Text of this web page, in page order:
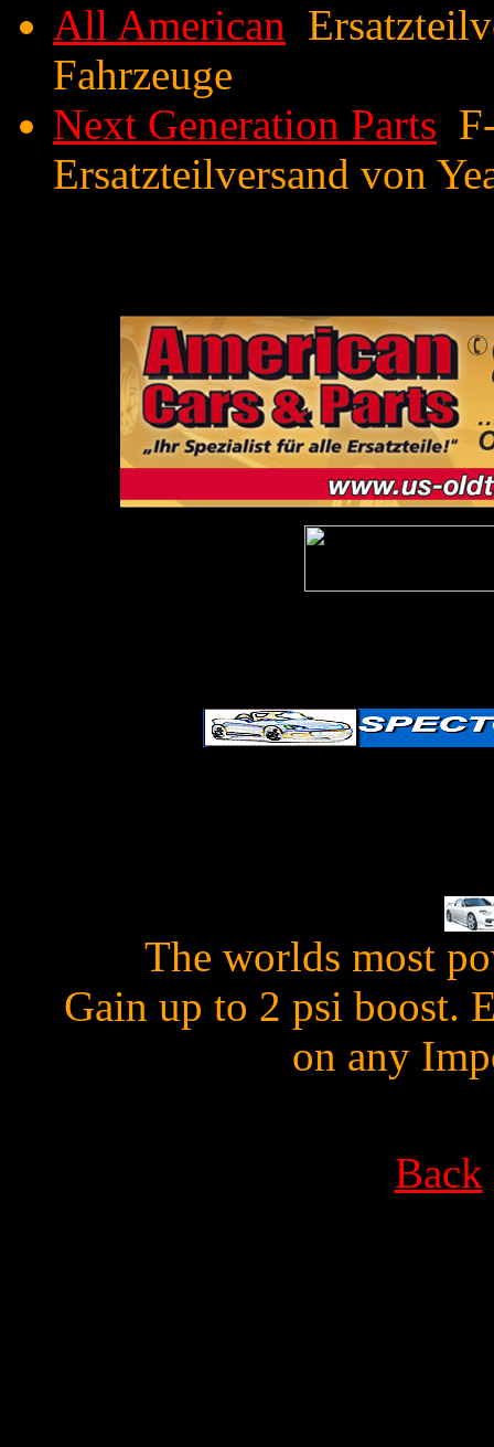
All American
Fahrzeuge
Next Generation Parts
Ersatzteilversand von
The worlds most
Gain up to 2 psi boost.
on any
Back